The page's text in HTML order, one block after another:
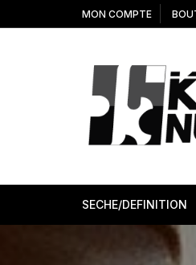
au
MON COMPTE
SECHE/DEFINITION